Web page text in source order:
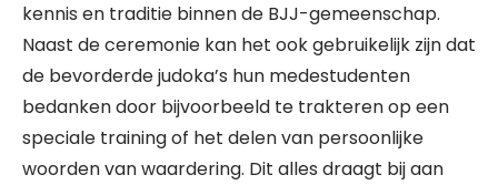
kennis en traditie binnen de BJJ-gemeenschap.
Naast de ceremonie kan het ook gebruikelijk zijn dat
de bevorderde judoka’s hun medestudenten
bedanken door bijvoorbeeld te trakteren op een
speciale training of het delen van persoonlijke
woorden van waardering. Dit alles draagt bij aan